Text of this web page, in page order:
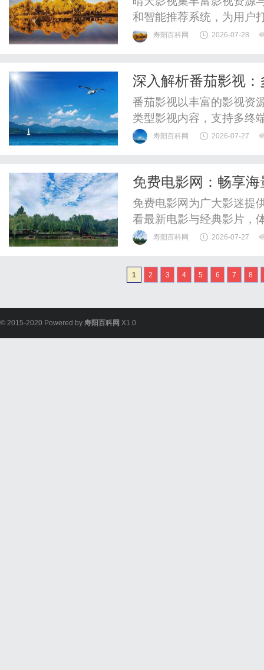
和智能推荐系统，为用户
受欢迎的在线视频平台。
寿阳百科网 2026-07-28
深入解析番茄影视
番茄影视以丰富的影视资
类型影视内容，支持多终
方位娱乐社区。
寿阳百科网 2026-07-27
免费电影网：畅享
免费电影网为广大影迷提
看最新电影与经典影片，
寿阳百科网 2026-07-27
1 2 3 4 5 6 7 8
© 2015-2020 Powered by 寿阳百科网 X1.0